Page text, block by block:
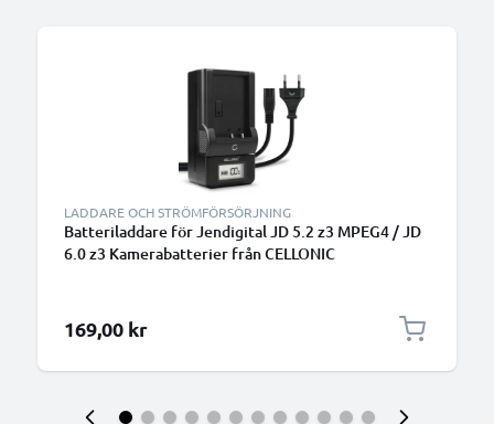
LADDARE OCH STRÖMFÖRSÖRJNING
Batteriladdare för Jendigital JD 5.2 z3 MPEG4 / JD
6.0 z3 Kamerabatterier från CELLONIC
169,00 kr